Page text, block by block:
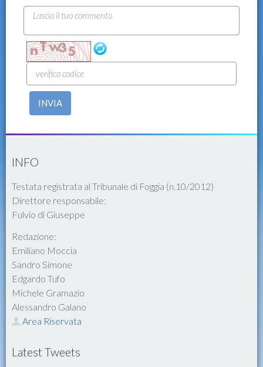
INVIA
INFO
Testata registrata al Tribunale di Foggia (n.10/2012)
Direttore responsabile:
Fulvio di Giuseppe
Redazione:
Emiliano Moccia
Sandro Simone
Edgardo Tufo
Michele Gramazio
Alessandro Galano
Area Riservata
Latest Tweets